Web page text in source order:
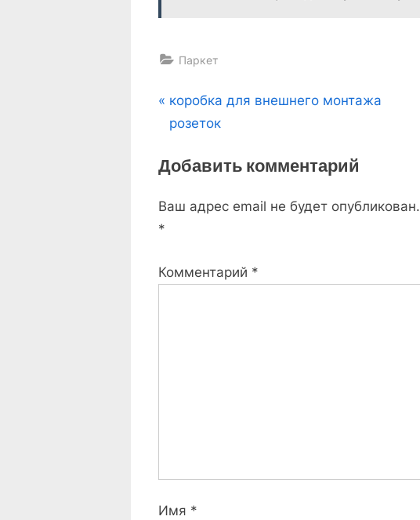
Паркет
Навигация
записям
P
r
v
o
P
коробка для внешнего монтажа
розеток
Добавить комментарий
Ваш адрес email не будет опубликован.
*
Комментарий *
Имя *